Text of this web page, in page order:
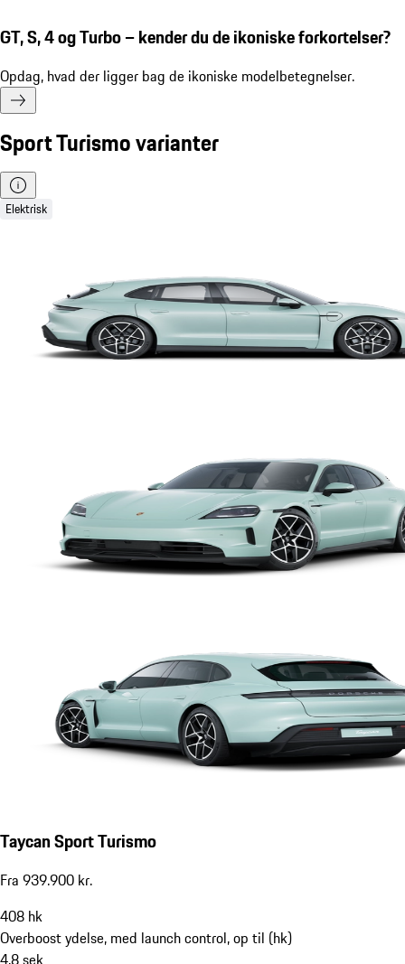
GT, S, 4 og Turbo – kender du de ikoniske forkortelser?
Opdag, hvad der ligger bag de ikoniske modelbetegnelser.
Sport Turismo varianter
Elektrisk
Taycan Sport Turismo
Fra 939.900 kr.
408 hk
Overboost ydelse, med launch control, op til (hk)
4,8sek